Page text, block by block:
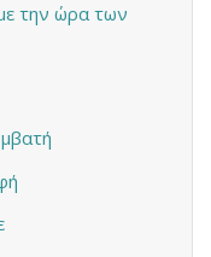
την ώρα των